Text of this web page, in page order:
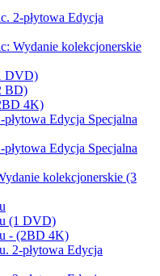
2-płytowa Edycja
Wydanie kolekcjonerskie
DVD)
BD)
4K)
Edycja Specjalna
Edycja Specjalna
kolekcjonerskie (3
(1 DVD)
- (2BD 4K)
2-płytowa Edycja